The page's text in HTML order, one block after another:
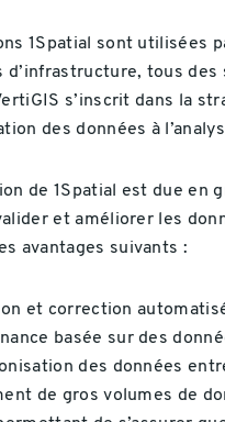
1Spatial sont utilisées
d’infrastructure, tous
s’inscrit dans la
des données à
de 1Spatial est due
et améliorer les
avantages suivants :
et correction
basée sur des
des données
de gros volumes de